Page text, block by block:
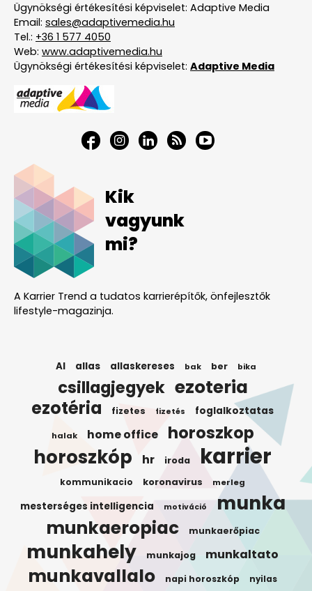
Ügynökségi értékesítési képviselet: Adaptive Media
Email: sales@adaptivemedia.hu
Tel.: +36 1 577 4050
Web: www.adaptivemedia.hu
Ügynökségi értékesítési képviselet: Adaptive Media
Kik
vagyunk
mi?
A Karrier Trend a tudatos karrierépítők, önfejlesztők
lifestyle-magazinja.
AI allas allaskereses bak ber bika
csillagjegyek ezoteria
ezotéria fizetes fizetés foglalkoztatas
halak home office horoszkop
horoszkóp hr iroda karrier
kommunikacio koronavirus merleg
mesterséges intelligencia motiváció munka
munkaeropiac munkaerőpiac
munkahely munkajog munkaltato
munkavallalo napi horoszkóp nyilas